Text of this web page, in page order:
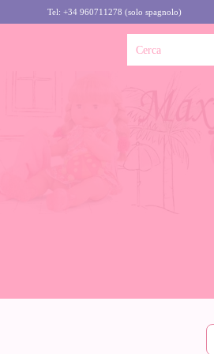
Tel: +34 960711278 (solo spagnolo)